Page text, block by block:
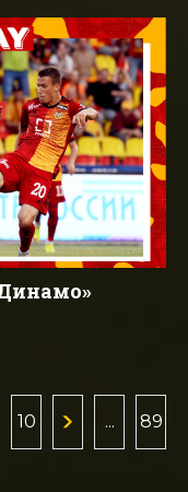
10 ... 89